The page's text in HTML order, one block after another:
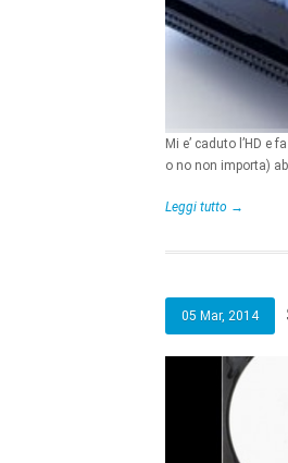
Mi e’ caduto l’HD e
o no non importa)
Leggi tutto →
05 Mar, 2014